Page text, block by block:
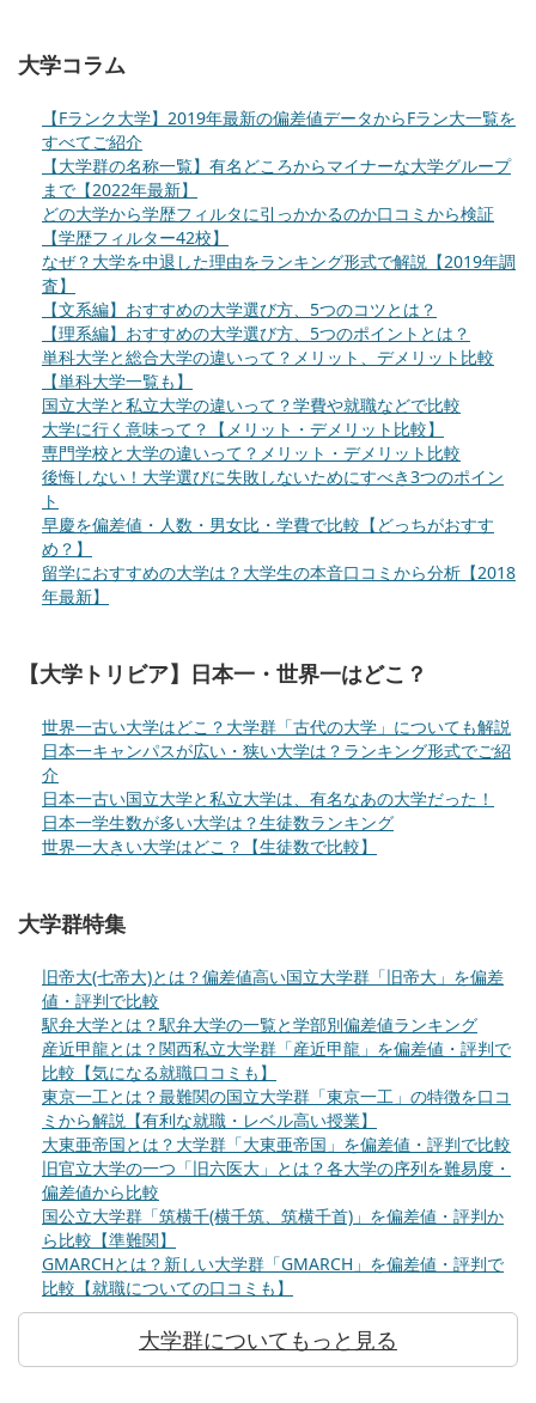
大学コラム
【Fランク大学】2019年最新の偏差値データからFラン大一覧を
すべてご紹介
【大学群の名称一覧】有名どころからマイナーな大学グループ
まで【2022年最新】
どの大学から学歴フィルタに引っかかるのか口コミから検証
【学歴フィルター42校】
なぜ？大学を中退した理由をランキング形式で解説【2019年調
査】
【文系編】おすすめの大学選び方、5つのコツとは？
【理系編】おすすめの大学選び方、5つのポイントとは？
単科大学と総合大学の違いって？メリット、デメリット比較
【単科大学一覧も】
国立大学と私立大学の違いって？学費や就職などで比較
大学に行く意味って？【メリット・デメリット比較】
専門学校と大学の違いって？メリット・デメリット比較
後悔しない！大学選びに失敗しないためにすべき3つのポイン
ト
早慶を偏差値・人数・男女比・学費で比較【どっちがおすす
め？】
留学におすすめの大学は？大学生の本音口コミから分析【2018
年最新】
【大学トリビア】日本一・世界一はどこ？
世界一古い大学はどこ？大学群「古代の大学」についても解説
日本一キャンパスが広い・狭い大学は？ランキング形式でご紹
介
日本一古い国立大学と私立大学は、有名なあの大学だった！
日本一学生数が多い大学は？生徒数ランキング
世界一大きい大学はどこ？【生徒数で比較】
大学群特集
旧帝大(七帝大)とは？偏差値高い国立大学群「旧帝大」を偏差
値・評判で比較
駅弁大学とは？駅弁大学の一覧と学部別偏差値ランキング
産近甲龍とは？関西私立大学群「産近甲龍」を偏差値・評判で
比較【気になる就職口コミも】
東京一工とは？最難関の国立大学群「東京一工」の特徴を口コ
ミから解説【有利な就職・レベル高い授業】
大東亜帝国とは？大学群「大東亜帝国」を偏差値・評判で比較
旧官立大学の一つ「旧六医大」とは？各大学の序列を難易度・
偏差値から比較
国公立大学群「筑横千(横千筑、筑横千首)」を偏差値・評判か
ら比較【準難関】
GMARCHとは？新しい大学群「GMARCH」を偏差値・評判で
比較【就職についての口コミも】
大学群についてもっと見る